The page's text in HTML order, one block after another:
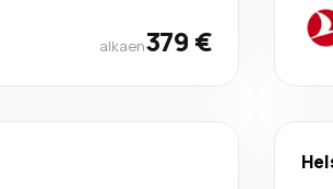
alkaen379 €